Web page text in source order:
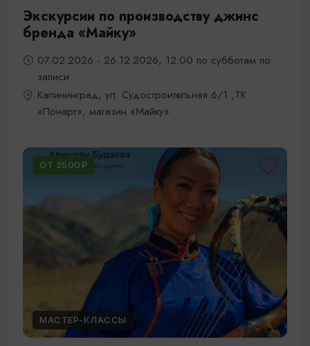
Экскурсии по производству джинс
бренда «Майку»
07.02.2026 - 26.12.2026, 12:00 по субботам по
записи
Калининград, ул. Судостроительная 6/1 ,ТК
«Понарт», магазин «Майку»
ОТ 2500₽
МАСТЕР-КЛАССЫ